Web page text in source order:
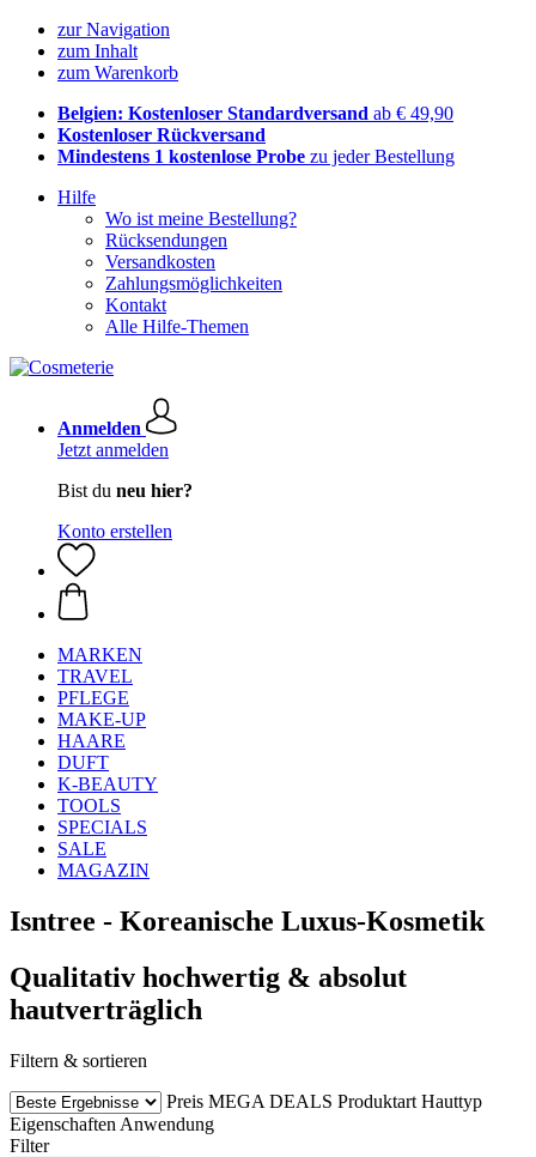
zur Navigation
zum Inhalt
zum Warenkorb
Belgien: Kostenloser Standardversand ab € 49,90
Kostenloser Rückversand
Mindestens 1 kostenlose Probe zu jeder Bestellung
Hilfe
Wo ist meine Bestellung?
Rücksendungen
Versandkosten
Zahlungsmöglichkeiten
Kontakt
Alle Hilfe-Themen
Anmelden
Jetzt anmelden
Bist du neu hier?
Konto erstellen
MARKEN
TRAVEL
PFLEGE
MAKE-UP
HAARE
DUFT
K-BEAUTY
TOOLS
SPECIALS
SALE
MAGAZIN
Isntree - Koreanische Luxus-Kosmetik
Qualitativ hochwertig & absolut
hautverträglich
Filtern & sortieren
Preis MEGA DEALS Produktart Hauttyp
Eigenschaften Anwendung
Filter